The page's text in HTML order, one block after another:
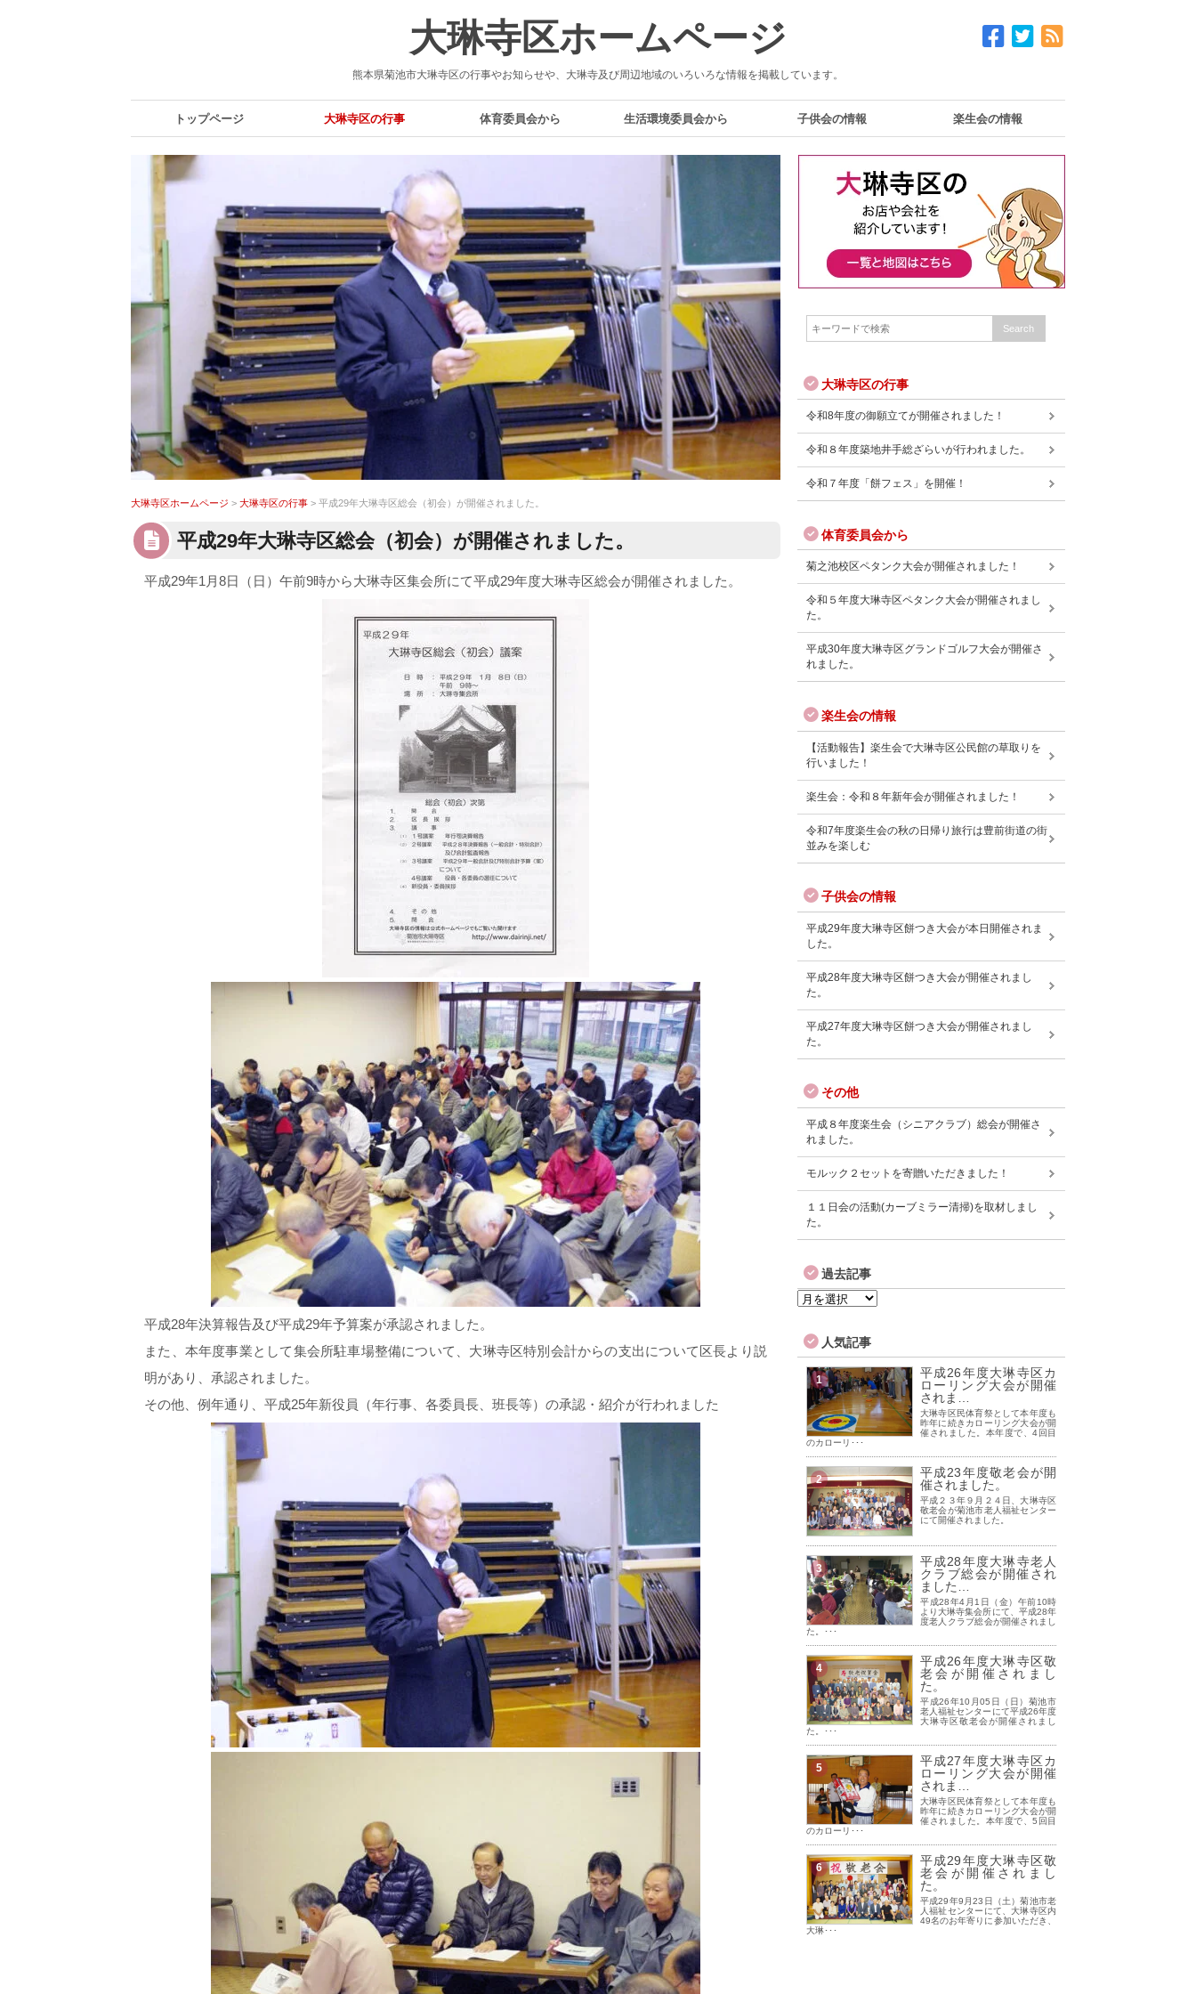
大琳寺区ホームページ
熊本県菊池市大琳寺区の行事やお知らせや、大琳寺及び周辺地域のいろいろな情報を掲載しています。
トップページ 大琳寺区の行事 体育委員会から 生活環境委員会から 子供会の情報 楽生会の情報
大琳寺区ホームページ > 大琳寺区の行事 > 平成29年大琳寺区総会（初会）が開催されました。
平成29年大琳寺区総会（初会）が開催されました。
平成29年1月8日（日）午前9時から大琳寺区集会所にて平成29年度大琳寺区総会が開催されました。
平成28年決算報告及び平成29年予算案が承認されました。
また、本年度事業として集会所駐車場整備について、大琳寺区特別会計からの支出について区長より説
明があり、承認されました。
その他、例年通り、平成25年新役員（年行事、各委員長、班長等）の承認・紹介が行われました
大琳寺区の行事
令和8年度の御願立てが開催されました！
令和８年度築地井手総ざらいが行われました。
令和７年度「餅フェス」を開催！
体育委員会から
菊之池校区ペタンク大会が開催されました！
令和５年度大琳寺区ペタンク大会が開催されまし
た。
平成30年度大琳寺区グランドゴルフ大会が開催さ
れました。
楽生会の情報
【活動報告】楽生会で大琳寺区公民館の草取りを
行いました！
楽生会：令和８年新年会が開催されました！
令和7年度楽生会の秋の日帰り旅行は豊前街道の街
並みを楽しむ
子供会の情報
平成29年度大琳寺区餅つき大会が本日開催されま
した。
平成28年度大琳寺区餅つき大会が開催されまし
た。
平成27年度大琳寺区餅つき大会が開催されまし
た。
その他
平成８年度楽生会（シニアクラブ）総会が開催さ
れました。
モルック２セットを寄贈いただきました！
１１日会の活動(カーブミラー清掃)を取材しまし
た。
過去記事
過
記
事
人気記事
1
平成26年度大琳寺区カ
ローリング大会が開催
されま…
大琳寺区民体育祭として本年度も
昨年に続きカローリング大会が開
催されました。本年度で、4回目
のカローリ･･･
2
平成23年度敬老会が開
催されました。
平成２３年９月２４日、大琳寺区
敬老会が菊池市老人福祉センター
にて開催されました。
3
平成28年度大琳寺老人
クラブ総会が開催され
ました…
平成28年4月1日（金）午前10時
より大琳寺集会所にて、平成28年
度老人クラブ総会が開催されまし
た。･･･
4
平成26年度大琳寺区敬
老会が開催されまし
た。
平成26年10月05日（日）菊池市
老人福祉センターにて平成26年度
大琳寺区敬老会が開催されまし
た。･･･
5
平成27年度大琳寺区カ
ローリング大会が開催
されま…
大琳寺区民体育祭として本年度も
昨年に続きカローリング大会が開
催されました。本年度で、5回目
のカローリ･･･
6
平成29年度大琳寺区敬
老会が開催されまし
た。
平成29年9月23日（土）菊池市老
人福祉センターにて、大琳寺区内
49名のお年寄りに参加いただき、
大琳･･･